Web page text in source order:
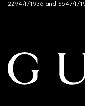
2294/I/1936 and 5647/I/